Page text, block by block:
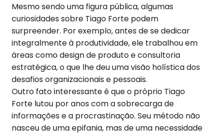
Mesmo sendo uma figura pública, algumas
curiosidades sobre Tiago Forte podem
surpreender. Por exemplo, antes de se dedicar
integralmente à produtividade, ele trabalhou em
áreas como design de produto e consultoria
estratégica, o que lhe deu uma visão holística dos
desafios organizacionais e pessoais.
Outro fato interessante é que o próprio Tiago
Forte lutou por anos com a sobrecarga de
informações e a procrastinação. Seu método não
nasceu de uma epifania, mas de uma necessidade